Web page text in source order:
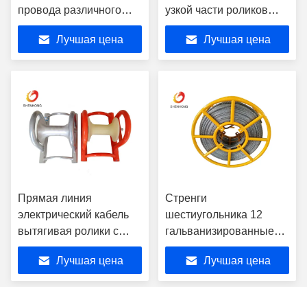
провода различного
размера силы анти-
переплетая
заплетенный 11мм
Лучшая цена
узкой части роликов
кабеля вытягивая шкив
Лучшая цена
Прямая линия
электрический кабель
вытягивая ролики с
алюминиевым колесом
Лучшая цена
Стренги
шестиугольника 12
гальванизированные
заплетенный стальной
анти- диаметр 9-28мм
веревочки провода
Лучшая цена